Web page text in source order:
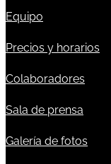
Equipo
Precios y horarios
Colaboradores
Sala de prensa
Galería de fotos